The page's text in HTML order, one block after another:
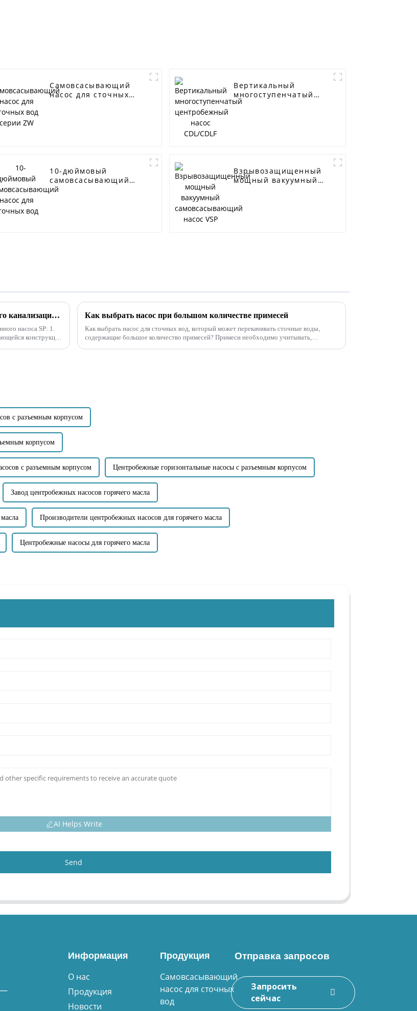
Самовсасывающий
насос для сточных
Вертикальный
многоступенчатый
центробежный насос
10-дюймовый
самовсасывающий
насос для сточных
Взрывозащищенный
мощный вакуумный
Преимущества незасоряющегося самовсасывающего канализационного насоса SP
насоса SP: 1.
конструкции
Как выбрать насос при большом количестве примесей
Как выбрать насос для сточных вод, который может перекачивать сточные воды,
содержащие большое количество примесей? Примеси необходимо учитывать,
с разъемным корпусом
корпусом
с разъемным корпусом Центробежные горизонтальные насосы с разъемным корпусом
Завод центробежных насосов горячего масла
Производители центробежных насосов для горячего масла
Центробежные насосы для горячего масла
AI Helps Write
Send
—
Информация
О нас
Продукция
Новости
Продукция
Самовсасывающий
насос для сточных
вод
Отправка запросов
Запросить
сейчас